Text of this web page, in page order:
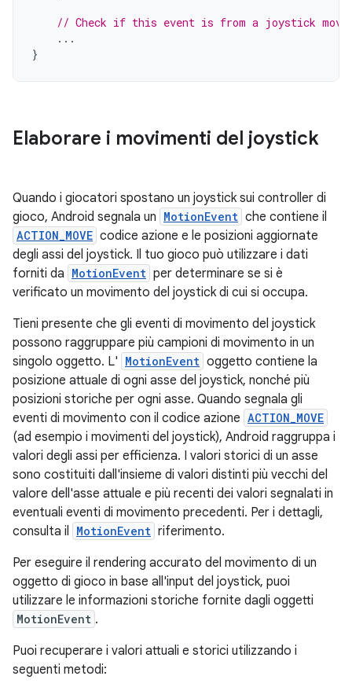
// Check if this event is from a joystick
...
}
Elaborare i movimenti del joystick
Quando i giocatori spostano un joystick sui controller di
gioco, Android segnala un MotionEvent che contiene il
ACTION_MOVE codice azione e le posizioni aggiornate
degli assi del joystick. Il tuo gioco può utilizzare i dati
forniti da MotionEvent per determinare se si è
verificato un movimento del joystick di cui si occupa.
Tieni presente che gli eventi di movimento del joystick
possono raggruppare più campioni di movimento in un
singolo oggetto. L' MotionEvent oggetto contiene la
posizione attuale di ogni asse del joystick, nonché più
posizioni storiche per ogni asse. Quando segnala gli
eventi di movimento con il codice azione ACTION_MOVE
(ad esempio i movimenti del joystick), Android raggruppa i
valori degli assi per efficienza. I valori storici di un asse
sono costituiti dall'insieme di valori distinti più vecchi del
valore dell'asse attuale e più recenti dei valori segnalati in
eventuali eventi di movimento precedenti. Per i dettagli,
consulta il MotionEvent riferimento.
Per eseguire il rendering accurato del movimento di un
oggetto di gioco in base all'input del joystick, puoi
utilizzare le informazioni storiche fornite dagli oggetti
MotionEvent .
Puoi recuperare i valori attuali e storici utilizzando i
seguenti metodi: